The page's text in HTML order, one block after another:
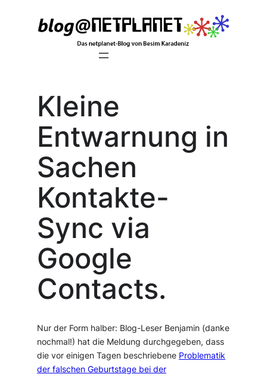
Kleine
Entwarnung in
Sachen
Kontakte-
Sync via
Google
Contacts.
Nur der Form halber: Blog-Leser Benjamin (danke
nochmal!) hat die Meldung durchgegeben, dass
die vor einigen Tagen beschriebene Problematik
der falschen Geburtstage bei der